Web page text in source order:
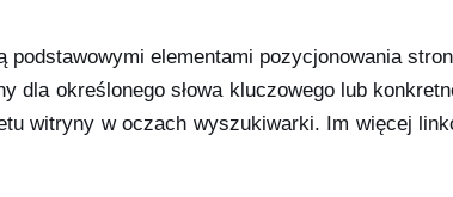
podstawowymi elementami pozycjonowania
dla określonego słowa kluczowego lub
witryny w oczach wyszukiwarki. Im więcej